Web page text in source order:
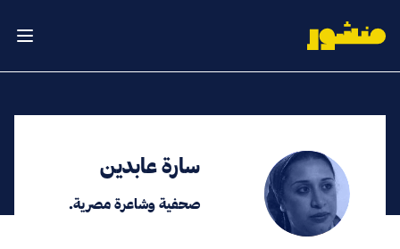
الصفحة الرئيسية
فتح
سارة عابدين
صحفية وشاعرة مصرية.